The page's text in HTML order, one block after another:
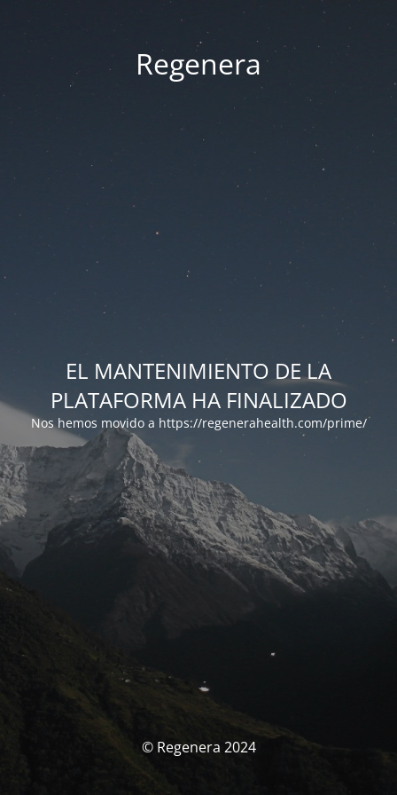
Regenera
EL MANTENIMIENTO DE LA
PLATAFORMA HA FINALIZADO
Nos hemos movido a https://regenerahealth.com/prime/
© Regenera 2024